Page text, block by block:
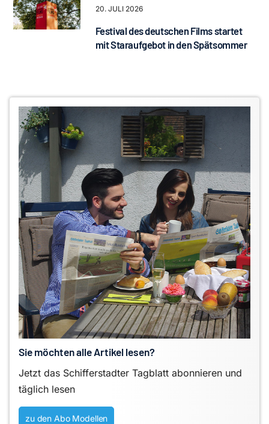
20. JULI 2026
Festival des deutschen Films startet
mit Staraufgebot in den Spätsommer
Sie möchten alle Artikel lesen?
Jetzt das Schifferstadter Tagblatt abonnieren und
täglich lesen
zu den Abo Modellen